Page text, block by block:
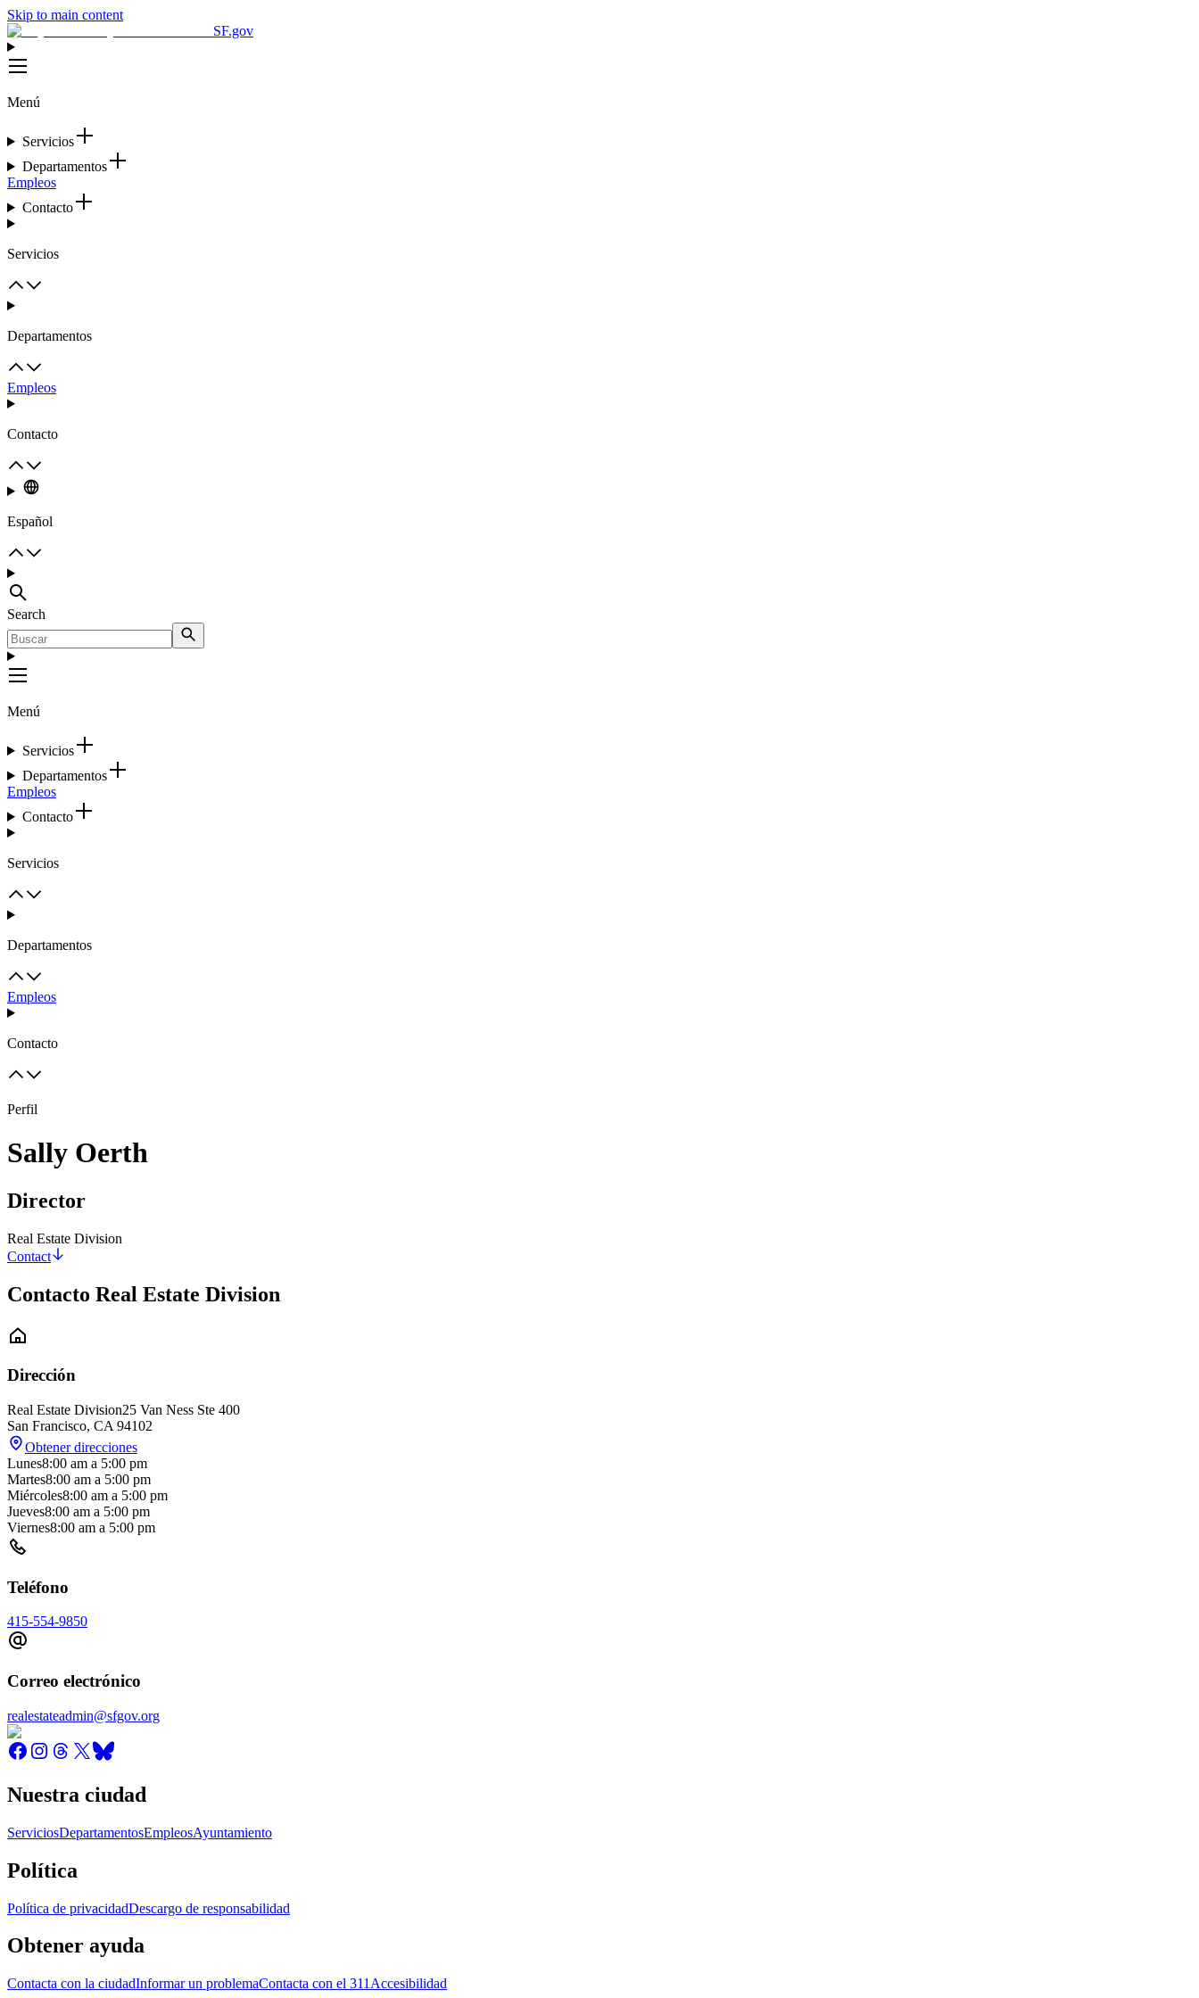
Skip to main content
SF.gov
Menú
Servicios
Departamentos
Empleos
Contacto
Servicios
Departamentos
Empleos
Contacto
Español
Search
Menú
Servicios
Departamentos
Empleos
Contacto
Servicios
Departamentos
Empleos
Contacto
Perfil
Sally Oerth
Director
Real Estate Division
Contact
Contacto Real Estate Division
Dirección
Real Estate Division25 Van Ness Ste 400
San Francisco, CA 94102
Obtener direcciones
Lunes8:00 am a 5:00 pm
Martes8:00 am a 5:00 pm
Miércoles8:00 am a 5:00 pm
Jueves8:00 am a 5:00 pm
Viernes8:00 am a 5:00 pm
Teléfono
415-554-9850
Correo electrónico
realestateadmin@sfgov.org
Nuestra ciudad
ServiciosDepartamentosEmpleosAyuntamiento
Política
Política de privacidadDescargo de responsabilidad
Obtener ayuda
Contacta con la ciudadInformar un problemaContacta con el 311 Accesibilidad